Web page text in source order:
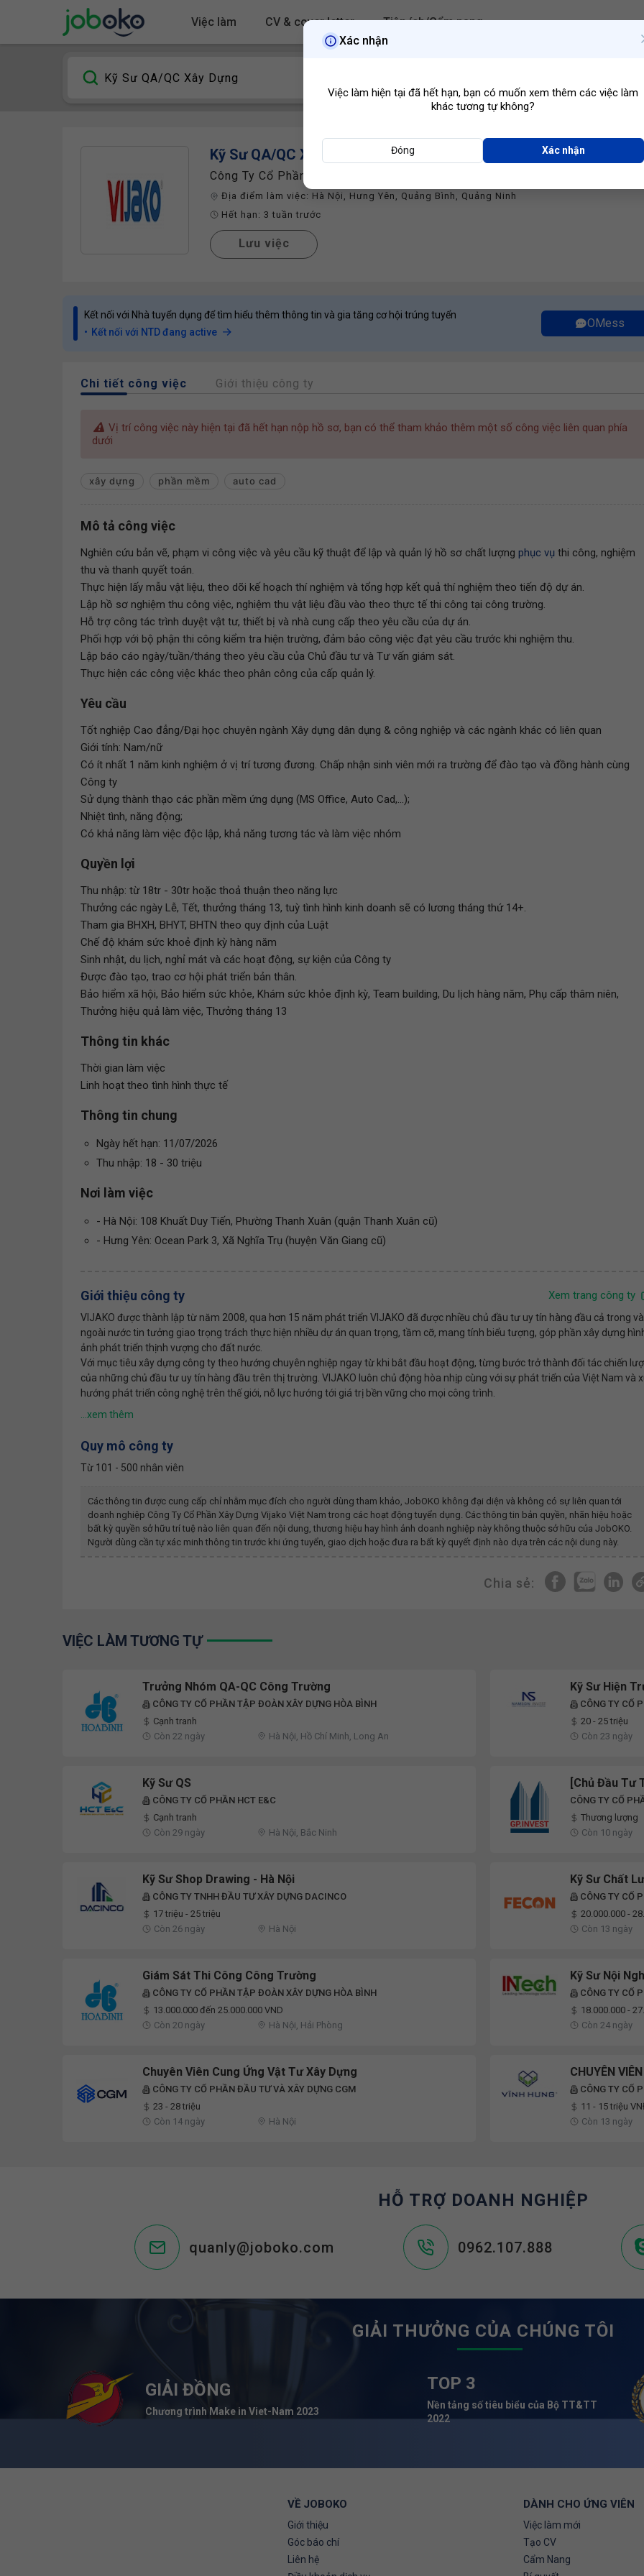
Việc làm CV & cover letter Tiện ích/Cẩm nang
Kỹ Sư QA/QC Xây Dựng
Công Ty Cổ Phần Xây Dựng Vijako Việt Nam
Địa điểm làm việc: Hà Nội , Hưng Yên , Quảng Bình , Quảng Ninh
Hết hạn: 3 tuần trước
Lưu việc
Kết nối với Nhà tuyển dụng để tìm hiểu thêm thông tin và gia tăng cơ hội trúng tuyển
Kết nối với NTD đang active
OMess
Chi tiết công việc Giới thiệu công ty
Vị trí công việc này hiện tại đã hết hạn nộp hồ sơ, bạn có thể tham khảo thêm một số công việc liên quan phía
dưới
xây dựng phần mềm auto cad
Mô tả công việc
Nghiên cứu bản vẽ, phạm vi công việc và yêu cầu kỹ thuật để lập và quản lý hồ sơ chất lượng phục vụ thi công, nghiệm
thu và thanh quyết toán.
Thực hiện lấy mẫu vật liệu, theo dõi kế hoạch thí nghiệm và tổng hợp kết quả thí nghiệm theo tiến độ dự án.
Lập hồ sơ nghiệm thu công việc, nghiệm thu vật liệu đầu vào theo thực tế thi công tại công trường.
Hỗ trợ công tác trình duyệt vật tư, thiết bị và nhà cung cấp theo yêu cầu của dự án.
Phối hợp với bộ phận thi công kiểm tra hiện trường, đảm bảo công việc đạt yêu cầu trước khi nghiệm thu.
Lập báo cáo ngày/tuần/tháng theo yêu cầu của Chủ đầu tư và Tư vấn giám sát.
Thực hiện các công việc khác theo phân công của cấp quản lý.
Yêu cầu
Tốt nghiệp Cao đẳng/Đại học chuyên ngành Xây dựng dân dụng & công nghiệp và các ngành khác có liên quan
Giới tính: Nam/nữ
Có ít nhất 1 năm kinh nghiệm ở vị trí tương đương. Chấp nhận sinh viên mới ra trường để đào tạo và đồng hành cùng
Công ty
Sử dụng thành thạo các phần mềm ứng dụng (MS Office, Auto Cad,...);
Nhiệt tình, năng động;
Có khả năng làm việc độc lập, khả năng tương tác và làm việc nhóm
Quyền lợi
Thu nhập: từ 18tr - 30tr hoặc thoả thuận theo năng lực
Thưởng các ngày Lễ, Tết, thưởng tháng 13, tuỳ tình hình kinh doanh sẽ có lương tháng thứ 14+.
Tham gia BHXH, BHYT, BHTN theo quy định của Luật
Chế độ khám sức khoẻ định kỳ hàng năm
Sinh nhật, du lịch, nghỉ mát và các hoạt động, sự kiện của Công ty
Được đào tạo, trao cơ hội phát triển bản thân.
Bảo hiểm xã hội, Bảo hiểm sức khỏe, Khám sức khỏe định kỳ, Team building, Du lịch hàng năm, Phụ cấp thâm niên,
Thưởng hiệu quả làm việc, Thưởng tháng 13
Thông tin khác
Thời gian làm việc
Linh hoạt theo tình hình thực tế
Thông tin chung
Ngày hết hạn: 11/07/2026
Thu nhập: 18 - 30 triệu
Nơi làm việc
- Hà Nội: 108 Khuất Duy Tiến, Phường Thanh Xuân (quận Thanh Xuân cũ)
- Hưng Yên: Ocean Park 3, Xã Nghĩa Trụ (huyện Văn Giang cũ)
Giới thiệu công ty Xem trang công ty
VIJAKO được thành lập từ năm 2008, qua hơn 15 năm phát triển VIJAKO đã được nhiều chủ đầu tư uy tín hàng đầu cả trong và
ngoài nước tin tưởng giao trọng trách thực hiện nhiều dự án quan trọng, tầm cỡ, mang tính biểu tượng, góp phần xây dựng
ảnh phát triển thịnh vượng cho đất nước.
Với mục tiêu xây dựng công ty theo hướng chuyên nghiệp ngay từ khi bắt đầu hoạt động, từng bước trở thành đối tác chiến
của những chủ đầu tư uy tín hàng đầu trên thị trường. VIJAKO luôn chủ động hòa nhịp cùng với sự phát triển của Việt Nam và
hướng phát triển công nghệ trên thế giới, nỗ lực hướng tới giá trị bền vững cho mọi công trình.
Quy mô công ty
Từ 101 - 500 nhân viên
Các thông tin được cung cấp chỉ nhằm mục đích cho người dùng tham khảo, JobOKO không đại diện và không có sự liên quan tới
doanh nghiệp Công Ty Cổ Phần Xây Dựng Vijako Việt Nam trong các hoạt động tuyển dụng. Các thông tin bản quyền, nhãn hiệu hoặc
bất kỳ quyền sở hữu trí tuệ nào liên quan đến nội dung, thương hiệu hay hình ảnh doanh nghiệp này không thuộc sở hữu của JobOKO.
Người dùng cần tự xác minh thông tin trước khi ứng tuyển, giao dịch hoặc đưa ra bất kỳ quyết định nào dựa trên các nội dung này.
Chia sẻ:
VIỆC LÀM TƯƠNG TỰ
Trưởng Nhóm QA-QC Công Trường
CÔNG TY CỔ PHẦN TẬP ĐOÀN XÂY DỰNG HÒA BÌNH
Cạnh tranh
Còn 22 ngày
Hà Nội, Hồ Chí Minh, Long An
Kỹ Sư Hiện
CÔNG TY CỔ
20 - 25 triệu
Còn 23 ngày
Kỹ Sư QS
CÔNG TY CỔ PHẦN HCT E&C
Cạnh tranh
Còn 29 ngày
Hà Nội, Bắc Ninh
[Chủ Đầu Tư
CÔNG TY CỔ
Thương lượng
Còn 10 ngày
Kỹ Sư Shop Drawing - Hà Nội
CÔNG TY TNHH ĐẦU TƯ XÂY DỰNG DACINCO
17 triệu - 25 triệu
Còn 26 ngày
Hà Nội
Kỹ Sư Chất
CÔNG TY CỔ
20.000.000 -
Còn 13 ngày
Giám Sát Thi Công Công Trường
CÔNG TY CỔ PHẦN TẬP ĐOÀN XÂY DỰNG HÒA BÌNH
13.000.000 đến 25.000.000 VND
Còn 20 ngày
Hà Nội, Hải Phòng
Kỹ Sư Nội
CÔNG TY CỔ
18.000.000 -
Còn 24 ngày
Chuyên Viên Cung Ứng Vật Tư Xây Dựng
CÔNG TY CỔ PHẦN ĐẦU TƯ VÀ XÂY DỰNG CGM
23 - 28 triệu
Còn 14 ngày
Hà Nội
CHUYÊN
CÔNG TY CỔ
11 - 15 triệu
Còn 13 ngày
HỖ TRỢ DOANH NGHIỆP
quanly@joboko.com 0962.107.888
Xác nhận
Việc làm hiện tại đã hết hạn, bạn có muốn xem thêm các việc làm
khác tương tự không?
Đóng Xác nhận
GIẢI THƯỞNG CỦA CHÚNG TÔI
GIẢI ĐỒNG
Chương trình Make in Viet-Nam 2023
TOP 3
Nền tảng số tiêu biểu của Bộ TT&TT
2022
VỀ JOBOKO
Giới thiệu
Góc báo chí
Liên hệ
DÀNH CHO ỨNG VIÊN
Việc làm mới
Tạo CV
Cẩm Nang